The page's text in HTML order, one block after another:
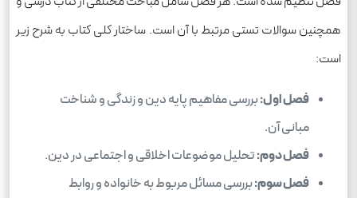
همچنین سوالات تستی مرتبط با آن است. ساختار کلی کتاب به شرح زیر
است:
فصل اول:بررسی مفاهیم پایه دین و زندگی و شناخت
مبانی آن.
فصل دوم:تحلیل موضوعات اخلاقی و اجتماعی در دین.
فصل سوم:بررسی مسائل مربوط به خانواده و روابط